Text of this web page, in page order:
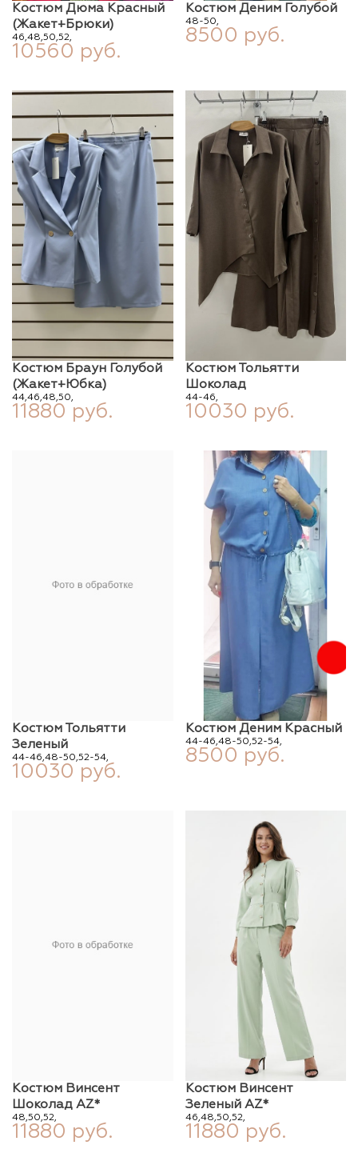
Костюм Дюма Красный
(жакет+брюки)
46,48,50,52,
10560 руб.
Костюм Деним Голубой
48-50,
8500 руб.
Костюм Браун Голубой
(жакет+юбка)
44,46,48,50,
11880 руб.
Костюм Тольятти
Шоколад
44-46,
10030 руб.
Костюм Тольятти
Зеленый
44-46,48-50,52-54,
10030 руб.
Костюм Деним Красный
44-46,48-50,52-54,
8500 руб.
Костюм Винсент
Шоколад AZ*
48,50,52,
11880 руб.
Костюм Винсент
Зеленый AZ*
46,48,50,52,
11880 руб.